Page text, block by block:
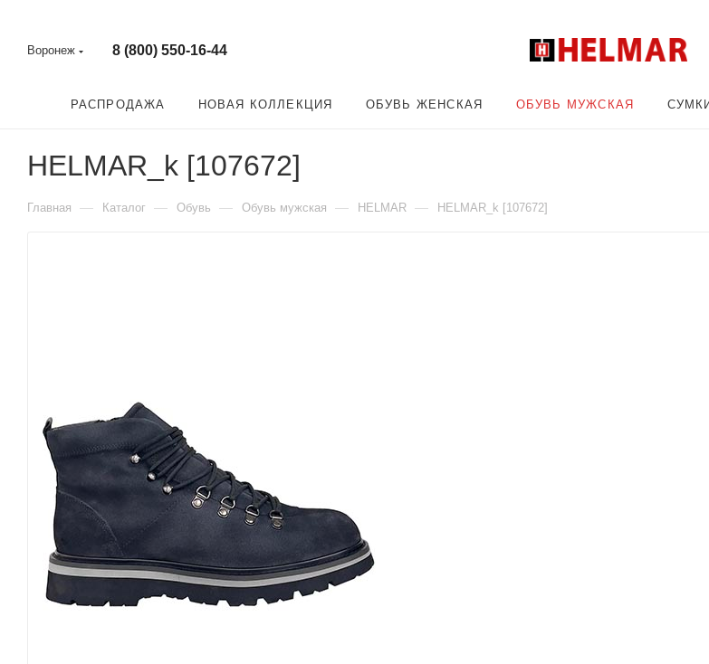
Воронеж 8 (800) 550-16-44
РАСПРОДАЖА НОВАЯ КОЛЛЕКЦИЯ ОБУВЬ ЖЕНСКАЯ ОБУВЬ МУЖСКАЯ
HELMAR_k [107672]
Главная — Каталог — Обувь — Обувь мужская — HELMAR — HELMAR_k [107672]